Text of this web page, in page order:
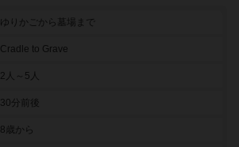
ゆりかごから墓場まで
Cradle to Grave
2人～5人
30分前後
8歳から